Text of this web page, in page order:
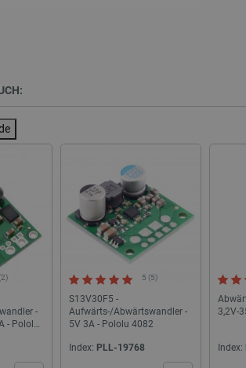
-
- Pololu
5 (5)
S13V30F5 -
Aufwärts-/Abwärtswandler -
5V 3A - Pololu 4082
Index: PLL-19768
3,2V-
Index:
botland.de
LLC